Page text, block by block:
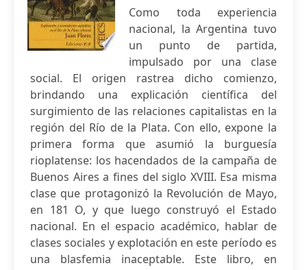
Como toda experiencia
nacional, la Argentina tuvo
un punto de partida,
impulsado por una clase
social. El origen rastrea dicho comienzo,
brindando una explicación científica del
surgimiento de las relaciones capitalistas en la
región del Río de la Plata. Con ello, expone la
primera forma que asumió la burguesía
rioplatense: los hacendados de la campaña de
Buenos Aires a fines del siglo XVIII. Esa misma
clase que protagonizó la Revolución de Mayo,
en 181 O, y que luego construyó el Estado
nacional. En el espacio académico, hablar de
clases sociales y explotación en este período es
una blasfemia inaceptable. Este libro, en